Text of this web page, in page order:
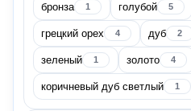
Латвия
Бренд
бронза 1 голубой 5
грецкий орех 4 дуб 2
зеленый 1 золото 4
коричневый дуб светлый 1